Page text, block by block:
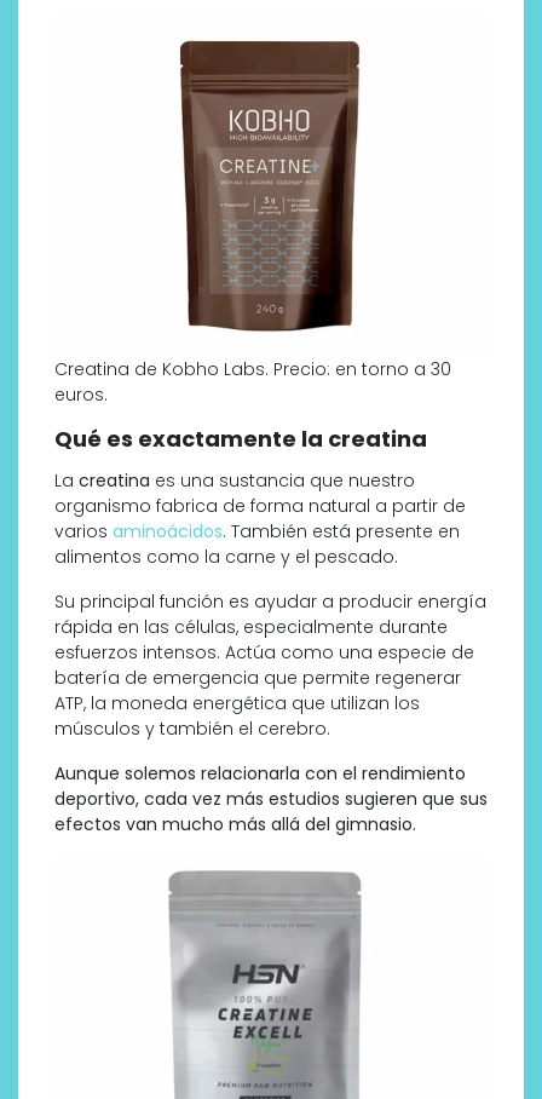
Creatina de Kobho Labs. Precio: en torno a 30
euros.
Qué es exactamente la creatina
La creatina es una sustancia que nuestro
organismo fabrica de forma natural a partir de
varios aminoácidos. También está presente en
alimentos como la carne y el pescado.
Su principal función es ayudar a producir energía
rápida en las células, especialmente durante
esfuerzos intensos. Actúa como una especie de
batería de emergencia que permite regenerar
ATP, la moneda energética que utilizan los
músculos y también el cerebro.
Aunque solemos relacionarla con el rendimiento
deportivo, cada vez más estudios sugieren que sus
efectos van mucho más allá del gimnasio.